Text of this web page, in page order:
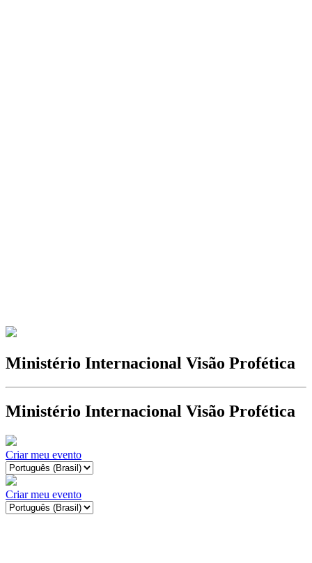
Ministério Internacional Visão Profética
Ministério Internacional Visão Profética
Criar meu evento
Criar meu evento